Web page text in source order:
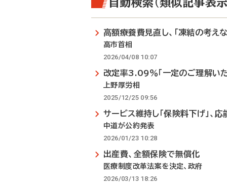
自動検索（類似記事表示
高額療養費見直し、「凍結の考えな
高市首相
2026/04/08 10:07
改定率3.09％「一定のご理解いた
上野厚労相
2025/12/25 09:56
サービス維持し「保険料下げ」、
中道が公約発表
2026/01/23 10:28
出産費、全額保険で無償化
医療制度改革法案を決定、政府
2026/03/13 18:26